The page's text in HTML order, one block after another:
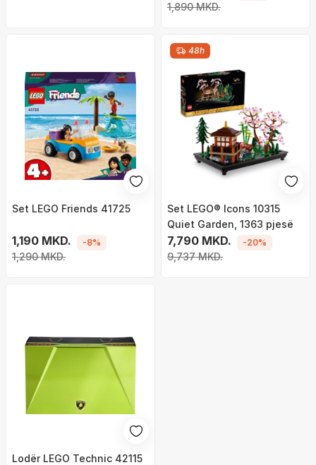
1,890 MKD.
Set LEGO Friends 41725
1,190 MKD.
1,290 MKD.
-8%
48h
Set LEGO® Icons 10315
Quiet Garden, 1363 pjesë
7,790 MKD.
9,737 MKD.
-20%
Lodër LEGO Technic 42115